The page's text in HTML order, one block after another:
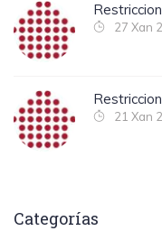
27 Xan
21 Xan
Categorías